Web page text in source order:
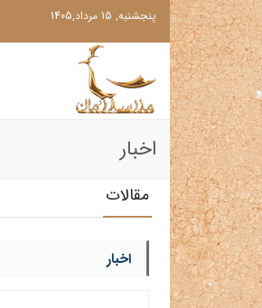
پنجشنبه, 15 مرداد,1405
اخبار
مقالات
اخبار